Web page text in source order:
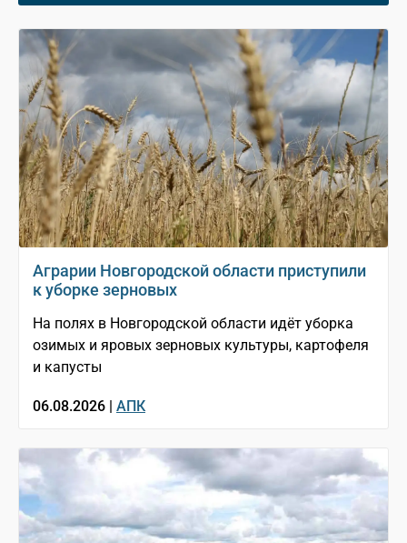
Аграрии Новгородской области приступили
к уборке зерновых
На полях в Новгородской области идёт уборка
озимых и яровых зерновых культуры, картофеля
и капусты
06.08.2026 | АПК